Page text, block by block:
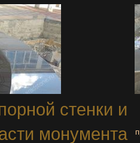
стенки и
монумента